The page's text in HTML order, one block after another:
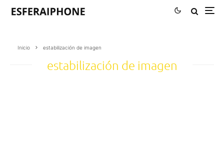
Inicio estabilización de imagen
estabilización de imagen